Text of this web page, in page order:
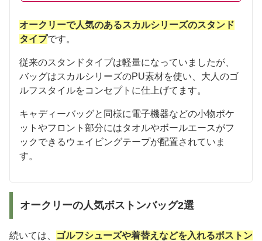
オークリーで人気のあるスカルシリーズのスタンド
タイプです。
従来のスタンドタイプは軽量になっていましたが、
バッグはスカルシリーズのPU素材を使い、大人のゴ
ルフスタイルをコンセプトに仕上げてます。
キャディーバッグと同様に電子機器などの小物ポケ
ットやフロント部分にはタオルやボールエースがフ
ックできるウェイビングテープが配置されていま
す。
オークリーの人気ボストンバッグ2選
続いては、
ゴルフシューズや着替えなどを入れるボストン